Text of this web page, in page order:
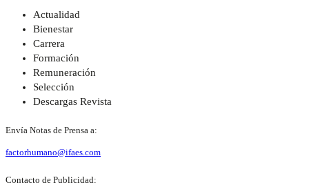
Actualidad
Bienestar
Carrera
Formación
Remuneración
Selección
Descargas Revista
Envía Notas de Prensa a:
factorhumano@ifaes.com
Contacto de Publicidad: